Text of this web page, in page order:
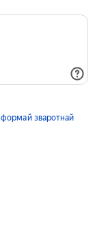
формай зваротнай